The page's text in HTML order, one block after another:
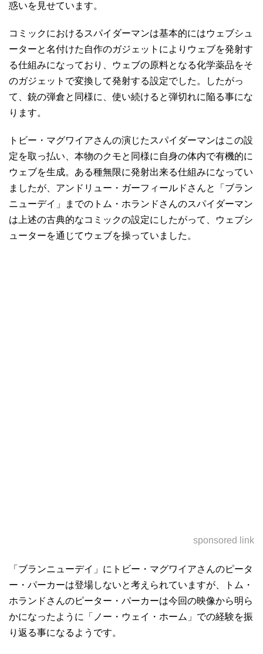
惑いを見せています。
コミックにおけるスパイダーマンは基本的にはウェブシュ
ーターと名付けた自作のガジェットによりウェブを発射す
る仕組みになっており、ウェブの原料となる化学薬品をそ
のガジェットで変換して発射する設定でした。したがっ
て、銃の弾倉と同様に、使い続けると弾切れに陥る事にな
ります。
トビー・マグワイアさんの演じたスパイダーマンはこの設
定を取っ払い、本物のクモと同様に自身の体内で有機的に
ウェブを生成。ある種無限に発射出来る仕組みになってい
ましたが、アンドリュー・ガーフィールドさんと「ブラン
ニューデイ」までのトム・ホランドさんのスパイダーマン
は上述の古典的なコミックの設定にしたがって、ウェブシ
ューターを通じてウェブを操っていました。
sponsored link
「ブランニューデイ」にトビー・マグワイアさんのピータ
ー・パーカーは登場しないと考えられていますが、トム・
ホランドさんのピーター・パーカーは今回の映像から明ら
かになったように「ノー・ウェイ・ホーム」での経験を振
り返る事になるようです。